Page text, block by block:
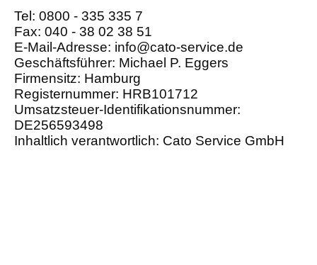
Tel: 0800 - 335 335 7
Fax: 040 - 38 02 38 51
E-Mail-Adresse: info@cato-service.de
Geschäftsführer: Michael P. Eggers
Firmensitz: Hamburg
Registernummer: HRB101712
Umsatzsteuer-Identifikationsnummer:
DE256593498
Inhaltlich verantwortlich: Cato Service GmbH